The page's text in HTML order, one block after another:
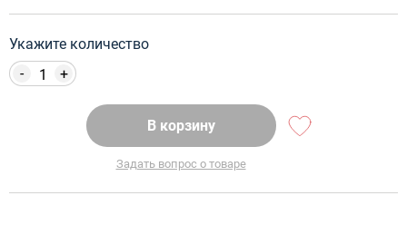
Укажите количество
+
-
В корзину
Задать вопрос о товаре